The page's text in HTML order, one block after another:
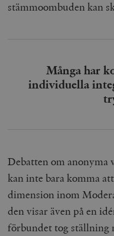
stämmoombuden kan
Många har
individuella
Debatten om anonyma
kan inte bara komma
dimension inom
den visar även på en
förbundet tog ställning